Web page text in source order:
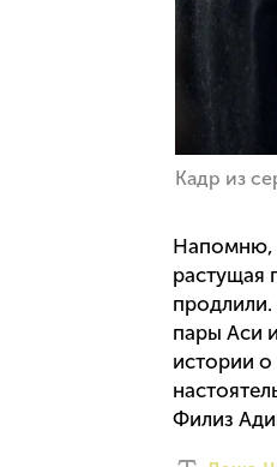
Кадр из
Напомню,
растущая
пары Аси
истории
Филиз